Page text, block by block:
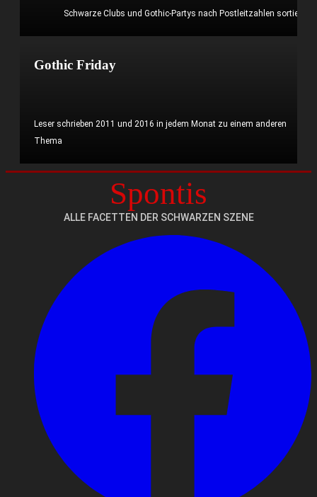
Schwarze Clubs und Gothic-Partys nach Postleitzahlen sortiert
Mehr erfahren?
Gothic Friday
Leser schrieben 2011 und 2016 in jedem Monat zu einem anderen
Thema
Mehr erfahren?Spontis
ALLE FACETTEN DER SCHWARZEN SZENE